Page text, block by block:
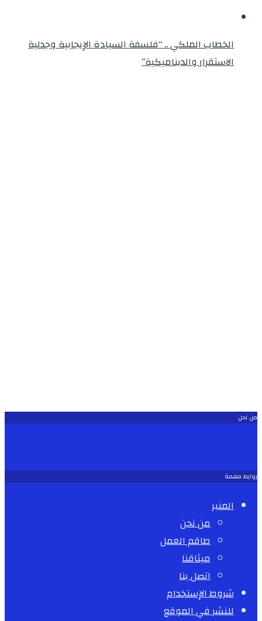
الخطاب الملكي .. “فلسفة السيادة الإيجابية وجدلية
الاستقرار والديناميكية”
من نحن
روابط مهمة
المنبر
من نحن
طاقم العمل
ميثاقنا
اتصل بنا
شروط الإستخدام
للنشر في الموقع